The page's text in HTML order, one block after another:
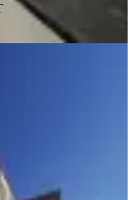
yatay
3+1 Daire